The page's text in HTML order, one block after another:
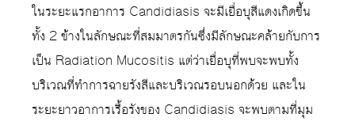
ในระยะแรกอาการ Candidiasis จะมีเยื่อบุสีแดงเกิดขึ้น
ทั้ง 2 ข้างในลักษณะที่สมมาตรกันซึ่งมีลักษณะคล้ายกับการ
เป็น Radiation Mucositis แต่ว่าเยื่อบุที่พบจะพบทั้ง
บริเวณที่ทำการฉายรังสีและบริเวณรอบนอกด้วย และใน
ระยะยาวอาการเรื้อรังของ Candidiasis จะพบตามที่มุม